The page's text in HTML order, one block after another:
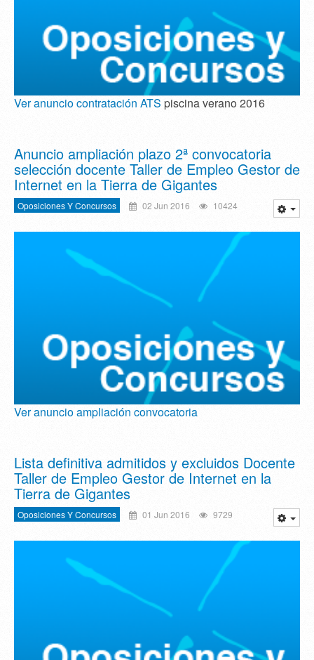
Ver anuncio contratación ATS piscina verano 2016
Anuncio ampliación plazo 2ª convocatoria
selección docente Taller de Empleo Gestor de
Internet en la Tierra de Gigantes
Oposiciones Y Concursos 02 Jun 2016 10424
Ver anuncio ampliación convocatoria
Lista definitiva admitidos y excluidos Docente
Taller de Empleo Gestor de Internet en la
Tierra de Gigantes
Oposiciones Y Concursos 01 Jun 2016 9729